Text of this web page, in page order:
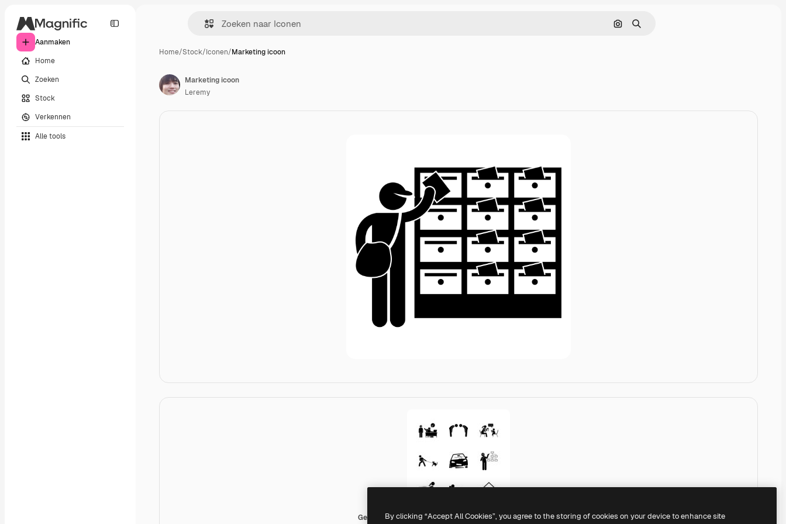
Aanmaken
Home
Zoeken
Stock
Verkennen
Alle tools
Zoeken op afbeelding
Zoeken
Home/Stock/Iconen/Marketing icoon
Generic Others
Marketing icoon
Leremy
By clicking “Accept All Cookies”, you agree to the storing of cookies on your device to enhance site